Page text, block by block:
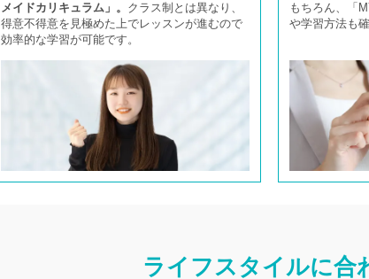
メイドカリキュラム」。 クラス制とは異なり、
得意不得意を見極めた上でレッスンが進むので
効率的な学習が可能です。
もちろん、「
や学習方法も
ライフスタイルに合